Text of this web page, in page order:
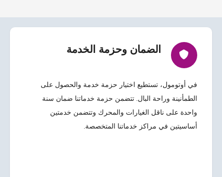
الضمان وحزمة الخدمة
في أوتومول، تستطيع اختيار حزمة خدمة والحصول على
الطمأنينة وراحة البال. تتضمن حزمة خدماتنا ضمان سنة
واحدة على ناقل الغيارات والمحرك وتتضمن خدمتين
أساسيتين في مراكز خدماتنا المتخصصة.